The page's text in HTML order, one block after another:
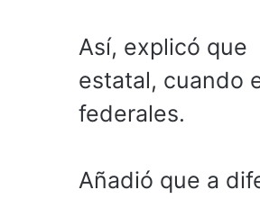
Así, explicó que
estatal, cuando
federales.
Añadió que a